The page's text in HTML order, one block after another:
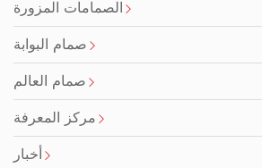
الصمامات المزورة
صمام البوابة
صمام العالم
مركز المعرفة
أخبار